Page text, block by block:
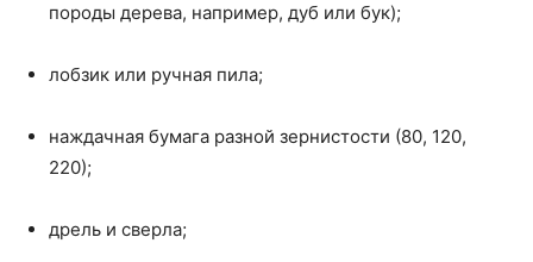
породы дерева, например, дуб или бук);
лобзик или ручная пила;
наждачная бумага разной зернистости (80, 120,
220);
дрель и сверла;